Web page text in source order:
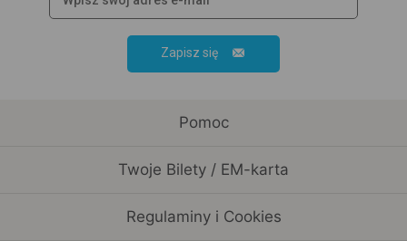
Zapisz się
Pomoc
Twoje Bilety / EM-karta
Regulaminy i Cookies